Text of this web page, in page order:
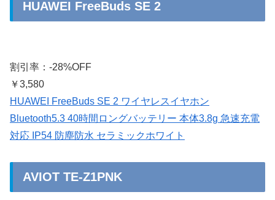
HUAWEI FreeBuds SE 2
割引率：-28%OFF
￥3,580
HUAWEI FreeBuds SE 2 ワイヤレスイヤホン
Bluetooth5.3 40時間ロングバッテリー 本体3.8g 急速充電
対応 IP54 防塵防水 セラミックホワイト
AVIOT TE-Z1PNK